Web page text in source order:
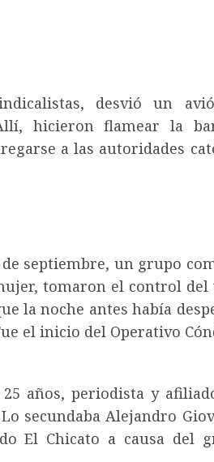
desvió un
hicieron flamear la
a las autoridades
septiembre, un grupo
tomaron el control del
la noche antes había
el inicio del Operativo
años, periodista y
secundaba Alejandro
El Chicato a causa del